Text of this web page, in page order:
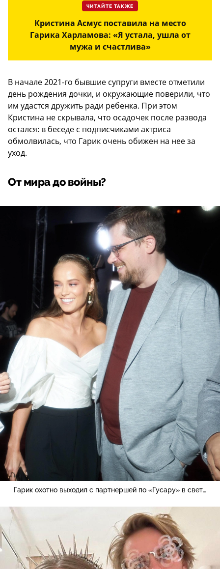
ЧИТАЙТЕ ТАКЖЕ
Кристина Асмус поставила на место
Гарика Харламова: «Я устала, ушла от
мужа и счастлива»
В начале 2021-го бывшие супруги вместе отметили
день рождения дочки, и окружающие поверили, что
им удастся дружить ради ребенка. При этом
Кристина не скрывала, что осадочек после развода
остался: в беседе с подписчиками актриса
обмолвилась, что Гарик очень обижен на нее за
уход.
От мира до войны?
Гарик охотно выходил с партнершей по «Гусару» в свет…